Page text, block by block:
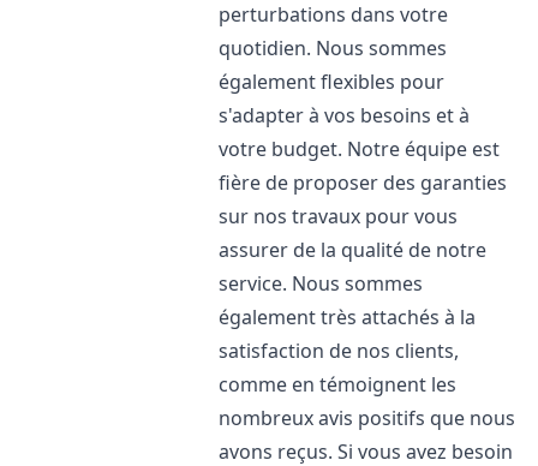
perturbations dans votre
quotidien. Nous sommes
également flexibles pour
s'adapter à vos besoins et à
votre budget. Notre équipe est
fière de proposer des garanties
sur nos travaux pour vous
assurer de la qualité de notre
service. Nous sommes
également très attachés à la
satisfaction de nos clients,
comme en témoignent les
nombreux avis positifs que nous
avons reçus. Si vous avez besoin